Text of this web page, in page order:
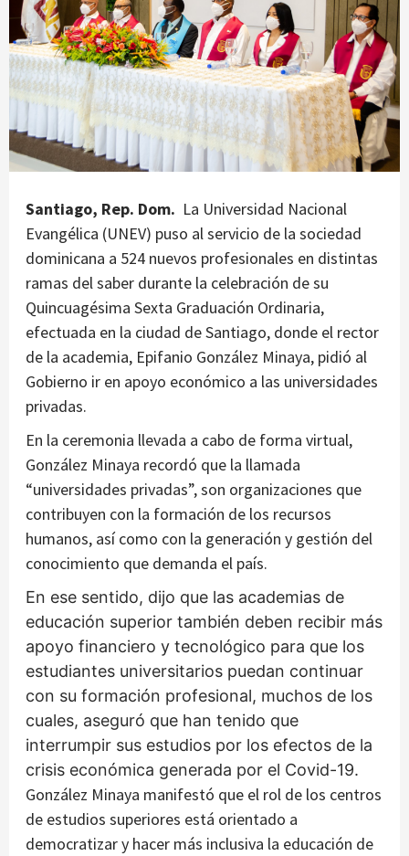
Santiago, Rep. Dom. La Universidad Nacional
Evangélica (UNEV) puso al servicio de la sociedad
dominicana a 524 nuevos profesionales en distintas
ramas del saber durante la celebración de su
Quincuagésima Sexta Graduación Ordinaria,
efectuada en la ciudad de Santiago, donde el rector
de la academia, Epifanio González Minaya, pidió al
Gobierno ir en apoyo económico a las universidades
privadas.
En la ceremonia llevada a cabo de forma virtual,
González Minaya recordó que la llamada
“universidades privadas”, son organizaciones que
contribuyen con la formación de los recursos
humanos, así como con la generación y gestión del
conocimiento que demanda el país.
En ese sentido, dijo que las academias de
educación superior también deben recibir más
apoyo financiero y tecnológico para que los
estudiantes universitarios puedan continuar
con su formación profesional, muchos de los
cuales, aseguró que han tenido que
interrumpir sus estudios por los efectos de la
crisis económica generada por el Covid-19.
González Minaya manifestó que el rol de los centros
de estudios superiores está orientado a
democratizar y hacer más inclusiva la educación de